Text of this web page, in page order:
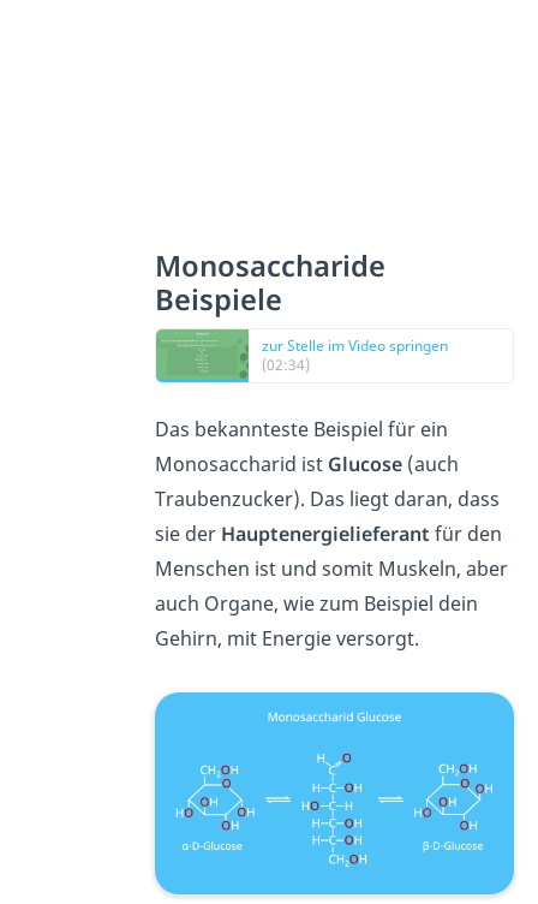
Monosaccharide
Beispiele
zur Stelle im Video springen
(02:34)
Das bekannteste Beispiel für ein
Monosaccharid ist Glucose(auch
Traubenzucker). Das liegt daran, dass
sie der Hauptenergielieferant für den
Menschen ist und somit Muskeln, aber
auch Organe, wie zum Beispiel dein
Gehirn, mit Energie versorgt.